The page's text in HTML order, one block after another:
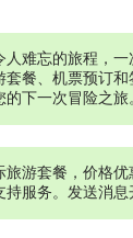
人难忘的旅程，
套餐、机票预订
的下一次冒险之
旅游套餐，价格
服务。发送消息